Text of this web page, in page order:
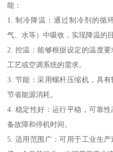
能：
1. 制冷降温：通过制冷剂的循
气、水等）中吸收，实现降温的目
2. 控温：能够根据设定的温度
工艺或空调系统的需求。
3. 节能：采用螺杆压缩机，具
节省能源消耗。
4. 稳定性好：运行平稳，可靠
备故障和停机时间。
5. 适用范围广：可用于工业生